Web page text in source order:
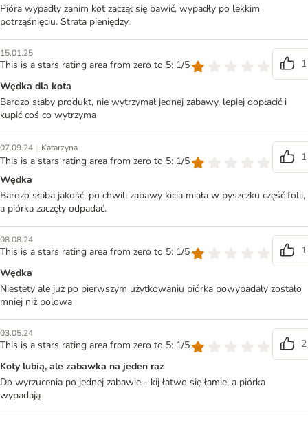
Pióra wypadły zanim kot zaczął się bawić, wypadły po lekkim
potrząśnięciu. Strata pieniędzy.
15.01.25
This is a stars rating area from zero to 5: 1/5
1
Wędka dla kota
Bardzo słaby produkt, nie wytrzymał jednej zabawy, lepiej dopłacić i
kupić coś co wytrzyma
07.09.24 | Katarzyna
This is a stars rating area from zero to 5: 1/5
1
Wędka
Bardzo słaba jakość, po chwili zabawy kicia miała w pyszczku część folii,
a piórka zaczęły odpadać.
08.08.24
This is a stars rating area from zero to 5: 1/5
1
Wędka
Niestety ale już po pierwszym użytkowaniu piórka powypadały zostało
mniej niż polowa
03.05.24
This is a stars rating area from zero to 5: 1/5
2
Koty lubią, ale zabawka na jeden raz
Do wyrzucenia po jednej zabawie - kij łatwo się łamie, a piórka
wypadają